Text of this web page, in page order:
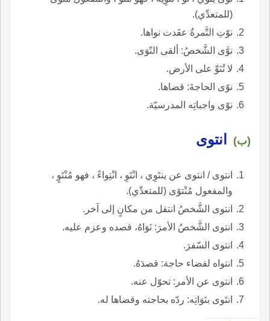
(للمتعدِّي).
نوّتِ التَّمرةُ عقَدت نواها.
نوَّى الشَّخصُ: ألقى النّوَى.
لا تُنَوِّ على الأرض.
نوّى الحاجةَ: قضاها.
نوّى واجباتِه المدرسيّة.
(ب) انتوى
انتوى / انتوى عن ينتَوِي ، انْتَوِ ، انْتِواءً ، فهو مُنْتَوٍ ،
والمفعول مُنْتوًى (للمتعدِّي).
انتوى الشَّخصُ انتقل من مكانٍ إلى آخر.
انتوى الشَّخصُ الأمرَ: نَوَاهُ، قصده وعزم عليه.
انتوى السّفرَ.
انتواه لقضاء حاجة: قصدَهُ.
انتوى عن الأمر: تحوّل عنه.
انتَوى بنَوَاتِه: ردّه بحاجته وقضاها له.